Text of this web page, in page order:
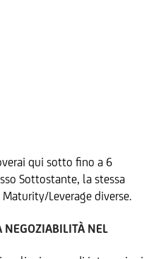
qui sotto fino a 6
Sottostante, la stessa
Leverage diverse.
NEGOZIABILITÀ NEL